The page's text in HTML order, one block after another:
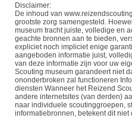
Disclaimer:
De inhoud van
grootste zorg samengesteld.
museum tracht juiste, volledige en
geachte bronnen aan te bieden,
expliciet noch impliciet enige
aangeboden informatie juist,
van deze informatie zijn voor uw
Scouting museum garandeert niet
ononderbroken zal functioneren
diensten Wanneer het Reizend
andere internetsites (van derden)
naar individuele scoutinggroepen,
informatiebronnen, betekent dit